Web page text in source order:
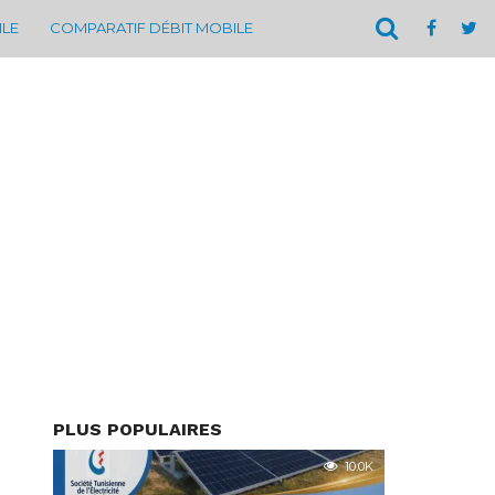
COMPARATIF DÉBIT MOBILE
PLUS POPULAIRES
10.0K